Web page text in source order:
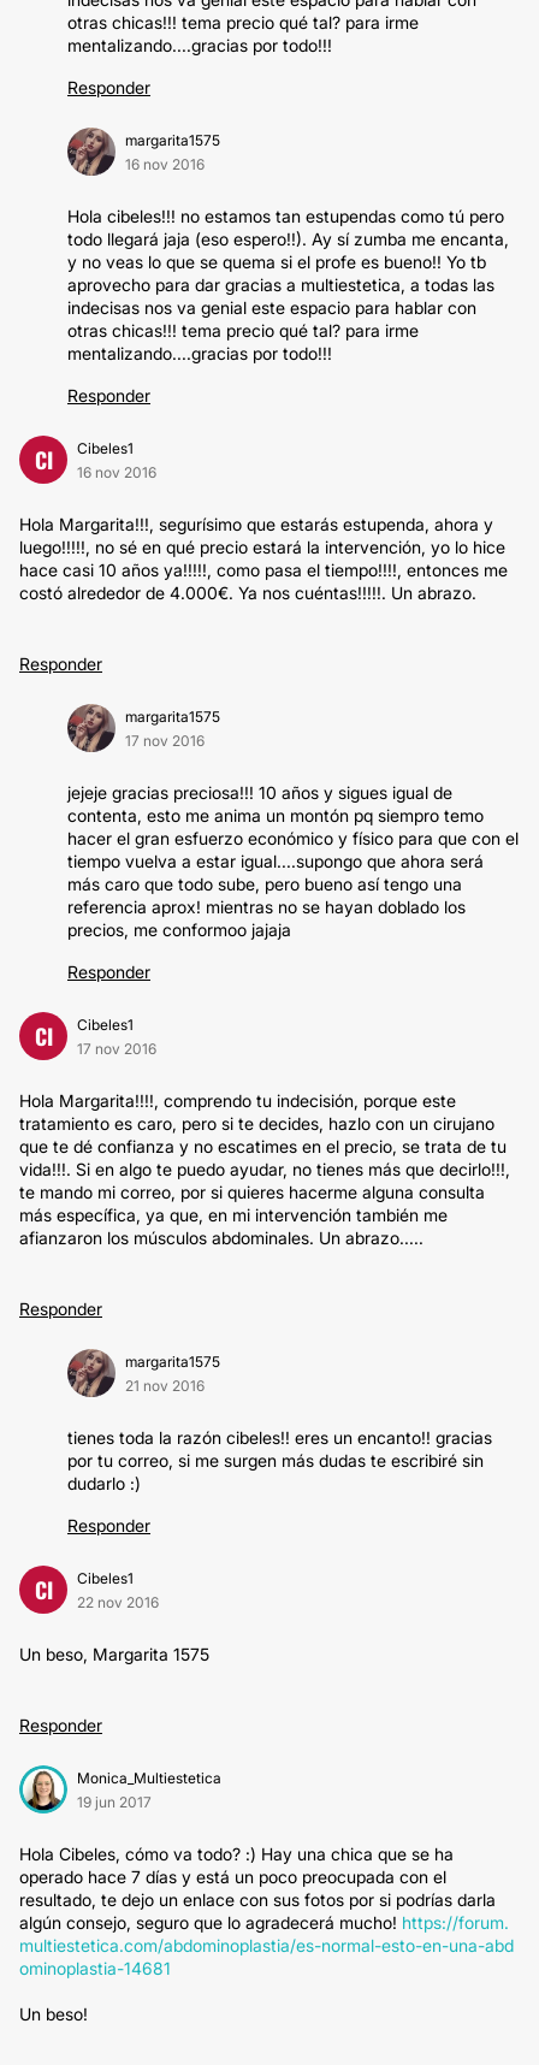
otras chicas!!! tema precio qué tal? para irme
mentalizando....gracias por todo!!!
Responder
margarita1575
16 nov 2016
Hola cibeles!!! no estamos tan estupendas como tú pero
todo llegará jaja (eso espero!!). Ay sí zumba me encanta,
y no veas lo que se quema si el profe es bueno!! Yo tb
aprovecho para dar gracias a multiestetica, a todas las
indecisas nos va genial este espacio para hablar con
otras chicas!!! tema precio qué tal? para irme
mentalizando....gracias por todo!!!
Responder
CI
Cibeles1
16 nov 2016
Hola Margarita!!!, segurísimo que estarás estupenda, ahora y
luego!!!!!, no sé en qué precio estará la intervención, yo lo hice
hace casi 10 años ya!!!!!, como pasa el tiempo!!!!, entonces me
costó alrededor de 4.000€. Ya nos cuéntas!!!!!. Un abrazo.
Responder
margarita1575
17 nov 2016
jejeje gracias preciosa!!! 10 años y sigues igual de
contenta, esto me anima un montón pq siempro temo
hacer el gran esfuerzo económico y físico para que con el
tiempo vuelva a estar igual....supongo que ahora será
más caro que todo sube, pero bueno así tengo una
referencia aprox! mientras no se hayan doblado los
precios, me conformoo jajaja
Responder
CI
Cibeles1
17 nov 2016
Hola Margarita!!!!, comprendo tu indecisión, porque este
tratamiento es caro, pero si te decides, hazlo con un cirujano
que te dé confianza y no escatimes en el precio, se trata de tu
vida!!!. Si en algo te puedo ayudar, no tienes más que decirlo!!!,
te mando mi correo, por si quieres hacerme alguna consulta
más específica, ya que, en mi intervención también me
afianzaron los músculos abdominales. Un abrazo.....
Responder
margarita1575
21 nov 2016
tienes toda la razón cibeles!! eres un encanto!! gracias
por tu correo, si me surgen más dudas te escribiré sin
dudarlo :)
Responder
CI
Cibeles1
22 nov 2016
Un beso, Margarita 1575
Responder
Monica_Multiestetica
19 jun 2017
Hola Cibeles, cómo va todo? :) Hay una chica que se ha
operado hace 7 días y está un poco preocupada con el
resultado, te dejo un enlace con sus fotos por si podrías darla
algún consejo, seguro que lo agradecerá mucho! https://forum.
multiestetica.com/abdominoplastia/es-normal-esto-en-una-abd
ominoplastia-14681
Un beso!